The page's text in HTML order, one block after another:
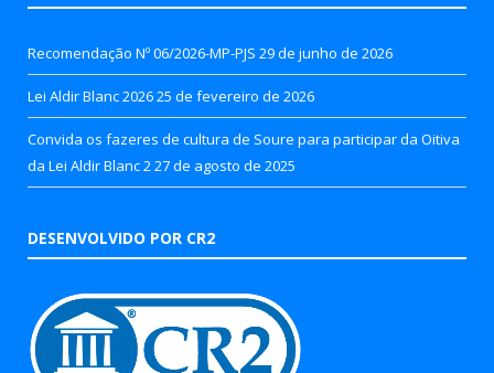
Recomendação Nº 06/2026-MP-PJS 29 de junho de 2026
Lei Aldir Blanc 202625 de fevereiro de 2026
Convida os fazeres de cultura de Soure para participar da Oitiva
da Lei Aldir Blanc 2 27 de agosto de 2025
DESENVOLVIDO POR CR2